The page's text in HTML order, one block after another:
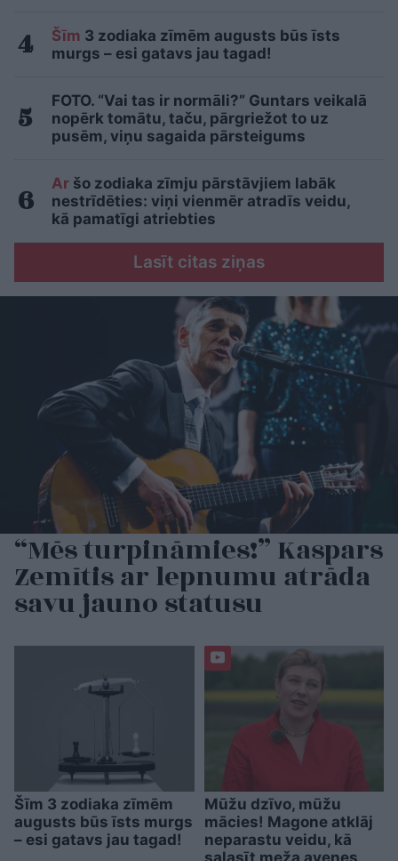
Šīm 3 zodiaka zīmēm augusts būs īsts
murgs – esi gatavs jau tagad!
FOTO. “Vai tas ir normāli?” Guntars veikalā
nopērk tomātu, taču, pārgriežot to uz
pusēm, viņu sagaida pārsteigums
Ar šo zodiaka zīmju pārstāvjiem labāk
nestrīdēties: viņi vienmēr atradīs veidu,
kā pamatīgi atriebties
Lasīt citas ziņas
“Mēs turpināmies!” Kaspars
Zemītis ar lepnumu atrāda
savu jauno statusu
Šīm 3 zodiaka zīmēm
augusts būs īsts murgs
– esi gatavs jau tagad!
Mūžu dzīvo, mūžu
mācies! Magone atklāj
neparastu veidu, kā
salasīt meža avenes